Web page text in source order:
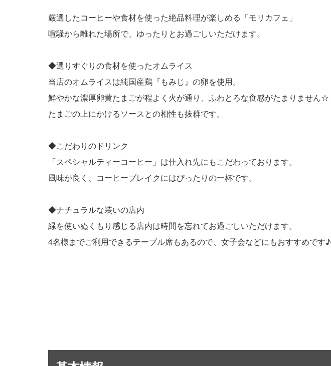
厳選したコーヒーや食材を使った絶品料理が楽しめる「モリカフェ」
喧騒から離れた場所で、ゆったりとお過ごしいただけます。
◆選りすぐりの食材を使ったオムライス
当店のオムライスは純国産鶏『もみじ』の卵を使用。
鮮やかな濃厚卵黄たまごが程よく火が通り、ふわとろな食感がたまりません☆
たまごの上にかけるソースとの相性も抜群です。
◆こだわりのドリンク
「スペシャルティーコーヒー」は仕入れ先にもこだわっております。
風味が良く、コーヒーブレイクにはぴったりの一杯です。
◆ナチュラルな装いの店内
緑を使いぬくもり感じる店内は時間を忘れてお過ごしいただけます。
4名様までご利用できるテーブル席もあるので、女子会などにもおすすめです♪